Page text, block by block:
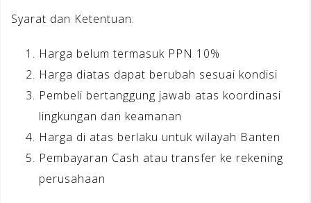
Syarat dan Ketentuan:
Harga belum termasuk PPN 10%
Harga diatas dapat berubah sesuai kondisi
Pembeli bertanggung jawab atas koordinasi
lingkungan dan keamanan
Harga di atas berlaku untuk wilayah Banten
Pembayaran Cash atau transfer ke rekening
perusahaan